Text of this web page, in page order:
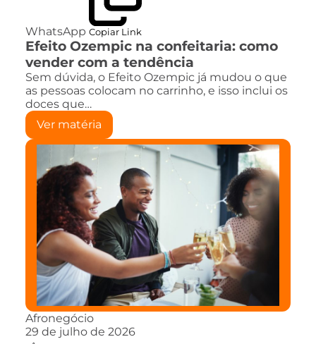
WhatsApp Copiar Link
Efeito Ozempic na confeitaria: como
vender com a tendência
Sem dúvida, o Efeito Ozempic já mudou o que
as pessoas colocam no carrinho, e isso inclui os
doces que…
Ver matéria
Afronegócio
29 de julho de 2026